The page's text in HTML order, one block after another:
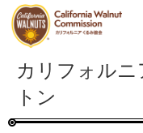
カリフォル
トン